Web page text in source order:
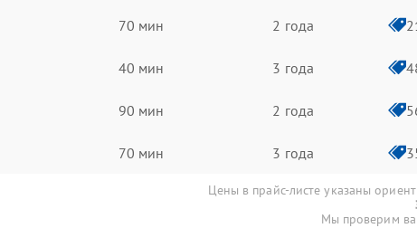
70 мин 2 года
40 мин 3 года
90 мин 2 года
70 мин 3 года
Цены в прайс-листе указаны
Мы проверим